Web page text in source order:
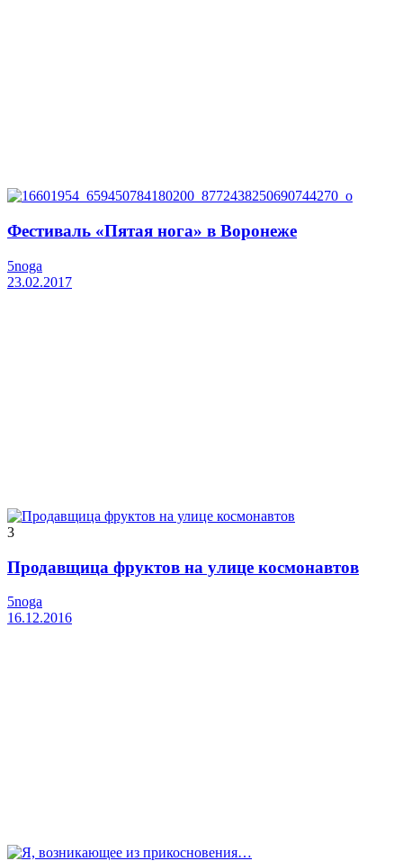
Фестиваль «Пятая нога» в Воронеже
5noga
23.02.2017
3
Продавщица фруктов на улице космонавтов
5noga
16.12.2016